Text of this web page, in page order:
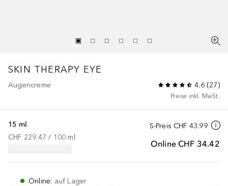
SKIN THERAPY EYE
Augencreme 4.6(27)
Preise inkl. MwSt.
S-Preis CHF 43.99
Online CHF 34.42
15 ml
CHF 229.47 / 100 ml
Online: auf Lager